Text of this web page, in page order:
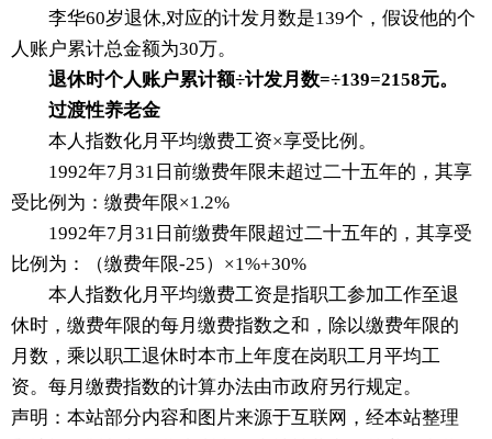
李华60岁退休,对应的计发月数是139个，假设他的个
人账户累计总金额为30万。
退休时个人账户累计额÷计发月数=÷139=2158元。
过渡性养老金
本人指数化月平均缴费工资×享受比例。
1992年7月31日前缴费年限未超过二十五年的，其享
受比例为：缴费年限×1.2%
1992年7月31日前缴费年限超过二十五年的，其享受
比例为：（缴费年限-25）×1%+30%
本人指数化月平均缴费工资是指职工参加工作至退
休时，缴费年限的每月缴费指数之和，除以缴费年限的
月数，乘以职工退休时本市上年度在岗职工月平均工
资。每月缴费指数的计算办法由市政府另行规定。
声明：本站部分内容和图片来源于互联网，经本站整理